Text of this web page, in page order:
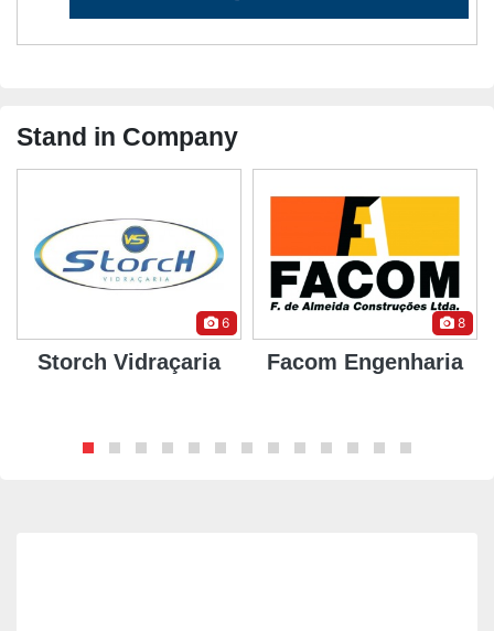
Stand in Company
6
Storch Vidraçaria
8
Facom Engenharia